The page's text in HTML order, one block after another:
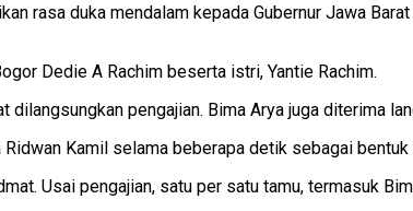
rasa duka mendalam kepada Gubernur Jawa
Dedie A Rachim beserta istri, Yantie Rachim.
dilangsungkan pengajian. Bima Arya juga diterima
Kamil selama beberapa detik sebagai
Usai pengajian, satu per satu tamu, termasuk